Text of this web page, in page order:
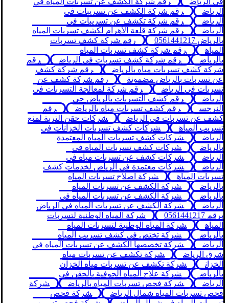
الرياض
رقم شركة الكشف عن تسريبات في
الرياض
رقم شركة تكشف عن تسريبات في
الرياض
رقم شركة قلعة الأهرام لكشف تسربات المياه
بالرياض 0561441217
رقم شركة كشف تسربات
المياه
رقم شركة كشف تسربات المياه
بالرياض
رقم شركة كشف تسربات في الرياض
رقم
شركة كشف تسربات مياه بالرياض
رقم شركة كشف
عن تسربات بالرياض مضمونة
رقم شركة كشف عن
تسربات في الرياض
رقم شركة لمعالجة التسربات في
الرياض
رقم كشف التسربات بالرياض حي
النرجس
رقم كشف تسربات مياه بالرياض
رقم
كشف عن تسربات في الرياض
شركات حقن التربة لمنع
تسريب المياه
شركات كشف تسربات الخزانات في
الرياض
شركات كشف تسربات المياه المعتمدة
بالرياض
شركات كشف تسربات المياه في
الرياض
شركات كشف عن تسربات مياه في
الرياض
شركات معتمدة في الرياض لخدمات كشف
تسربات المياه
شركة اصلاح تسربات المياه
بالرياض
شركة الكشف عن تسربات المياه
بالرياض
شركة الكشف عن تسربات المياه في
الرياض
شركة الكشف عن تسربات المياه في الرياض
برقم 0561441217
شركة المياه الوطنية لتسربات
المياه
شركة المياه الوطنية لتسربات المياه
بالرياض
شركة تختص في كشف تسريب المياه
الرياض
شركة تخصصها الكشف عن تسربات المياه في
شرق الرياض
شركة تكشف عن تسربات مياه
الخزان
شركة تكشف عن تسربات مياه الخزان
بالرياض
شركة علاج المياه الجوفية بالحقن في
الرياض
شركة فحص تسربات المياه بالرياض
شركة
فحص تسربات المياه شمال الرياض
شركة فحص